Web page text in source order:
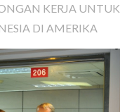
KERJA UNTUK
DI AMERIKA